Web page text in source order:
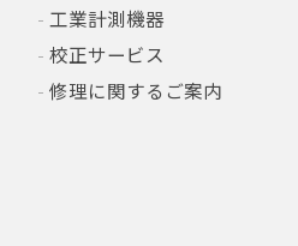
工業計測機器
校正サービス
修理に関するご案内